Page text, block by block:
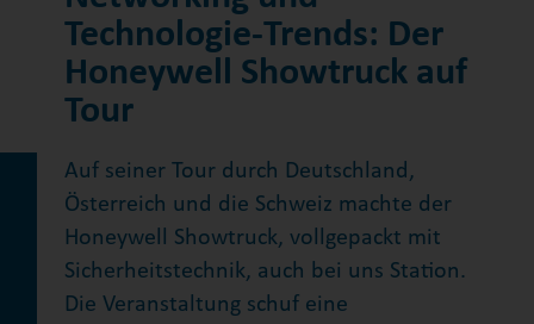
Technologie-Trends: Der
Honeywell Showtruck auf
Tour
Auf seiner Tour durch Deutschland,
Österreich und die Schweiz machte der
Honeywell Showtruck, vollgepackt mit
Sicherheitstechnik, auch bei uns Station.
Die Veranstaltung schuf eine